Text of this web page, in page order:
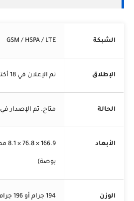
الشبكة GSM / HSPA / LTE
الإطلاق تم الإعلان في 18 أكتوبر 2024
الحالة متاح. تم الإصدار في 18 أكتوبر 2024
الأبعاد
بوصة)
الوزن 194 جرام أو 196 جرام (6.84 أوقية)